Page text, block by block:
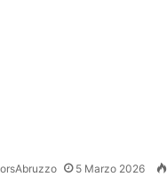
5 Marzo 2026